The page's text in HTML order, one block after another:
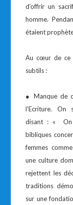
d’offrir un
homme.
étaient
Au cœur de ce
subtils :
● Manque de
l’Ecriture. On
disant : « On
bibliques
femmes
une culture
rejettent les
traditions
sur une